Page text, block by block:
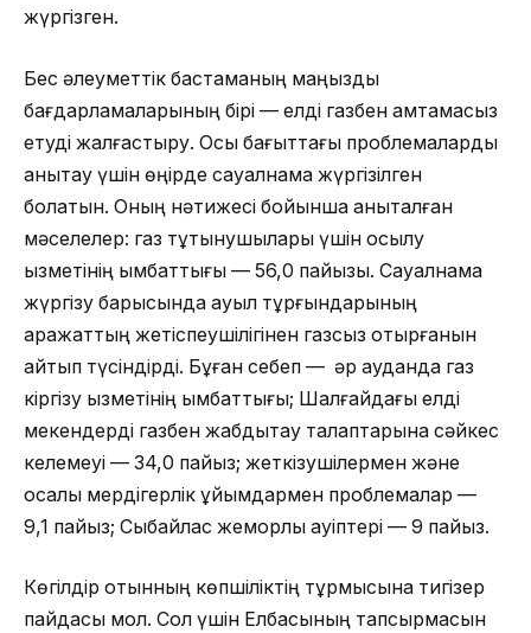
жүргізген.
Бес әлеуметтік бастаманың маңызды
бағдарламаларының бірі — елді газбен қамтамасыз
етуді жалғастыру. Осы бағыттағы проблемаларды
анықтау үшін өңірде сауалнама жүргізілген
болатын. Оның нәтижесі бойынша анықталған
мәселелер: газ тұтынушылары үшін қосылу
қызметінің қымбаттығы — 56,0 пайызы. Сауалнама
жүргізу барысында ауыл тұрғындарының
қаражаттың жетіспеушілігінен газсыз отырғанын
айтып түсіндірді. Бұған себеп — әр ауданда газ
кіргізу қызметінің қымбаттығы; Шалғайдағы елді
мекендерді газбен жабдықтау талаптарына сәйкес
келемеуі — 34,0 пайыз; жеткізушілермен және
қосалқы мердігерлік ұйымдармен проблемалар —
9,1 пайыз; Сыбайлас жемқорлық қауіптері — 9 пайыз.
Көгілдір отынның көпшіліктің тұрмысына тигізер
пайдасы мол. Сол үшін Елбасының тапсырмасын